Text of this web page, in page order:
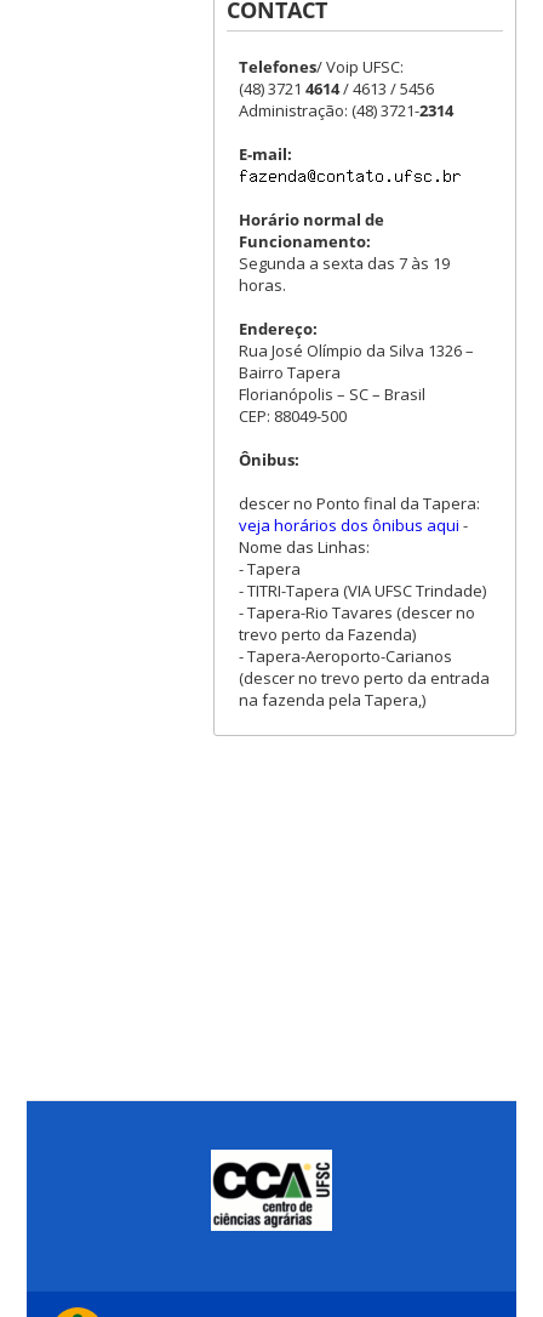
CONTACT
Telefones/ Voip UFSC:
(48) 3721 4614/ 4613 / 5456
Administração: (48) 3721-2314
E-mail:
Horário normal de
Funcionamento:
Segunda a sexta das 7 às 19
horas.
Endereço:
Rua José Olímpio da Silva 1326 –
Bairro Tapera
Florianópolis – SC – Brasil
CEP: 88049-500
Ônibus:
descer no Ponto final da Tapera:
veja horários dos ônibus aqui -
Nome das Linhas:
- Tapera
- TITRI-Tapera (VIA UFSC Trindade)
- Tapera-Rio Tavares (descer no
trevo perto da Fazenda)
- Tapera-Aeroporto-Carianos
(descer no trevo perto da entrada
na fazenda pela Tapera,)